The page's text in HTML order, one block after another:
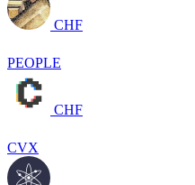
CHF
PEOPLE
CHF
CVX